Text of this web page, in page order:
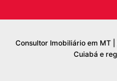
Consultor Imobiliário em MT |
Cuiabá e